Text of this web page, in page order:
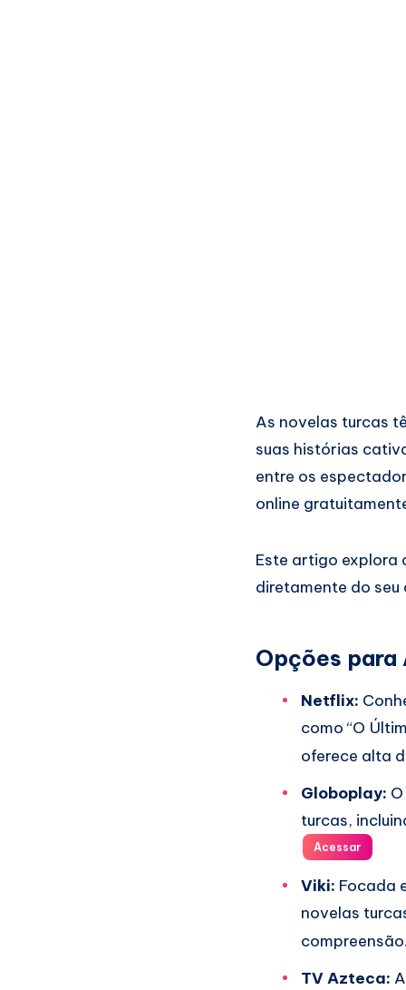
As novelas turcas
suas histórias
entre os
online
Este artigo explora
diretamente do
Opções para
Netflix:
como “O
oferece alta
Globoplay:
turcas,
Acessar
Viki: Focada
novelas
compreensão.
TV Azteca: